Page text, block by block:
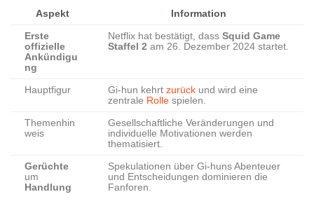
Aspekt Information
Erste
offizielle
Ankündigu
ng
Netflix hat bestätigt, dass Squid Game
Staffel 2 am 26. Dezember 2024 startet.
Hauptfigur Gi-hun kehrt zurück und wird eine
zentrale Rolle spielen.
Themenhin
weis
Gesellschaftliche Veränderungen und
individuelle Motivationen werden
thematisiert.
Gerüchte
um
Handlung
Spekulationen über Gi-huns Abenteuer
und Entscheidungen dominieren die
Fanforen.